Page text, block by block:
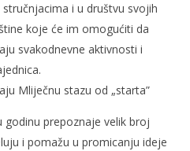
i u društvu svojih
koje će im omogućiti da
svakodnevne aktivnosti i
Mliječnu stazu od „starta”
godinu prepoznaje velik broj
i pomažu u promicanju ideje